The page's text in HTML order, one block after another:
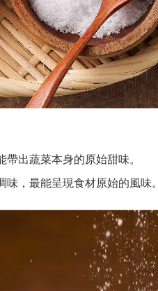
出蔬菜本身的原始甜味。
，最能呈現食材原始的風味。